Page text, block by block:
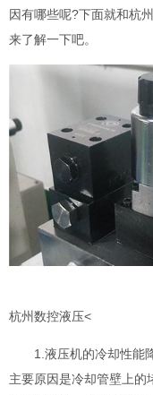
因有哪些呢?下面就和杭
来了解一下吧。
杭州数控液压<
1.液压机的冷却性能
主要原因是冷却管壁上的